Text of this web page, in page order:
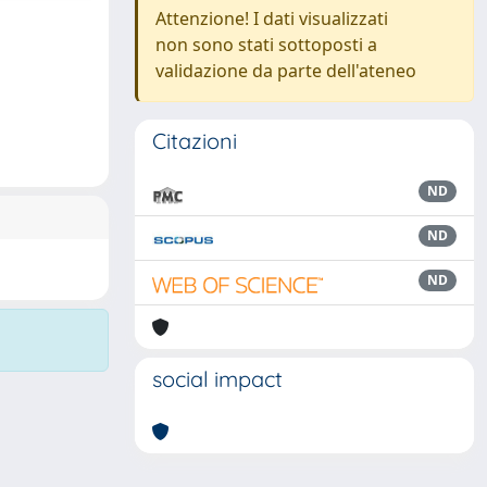
Attenzione! I dati visualizzati
non sono stati sottoposti a
validazione da parte dell'ateneo
Citazioni
ND
ND
ND
social impact